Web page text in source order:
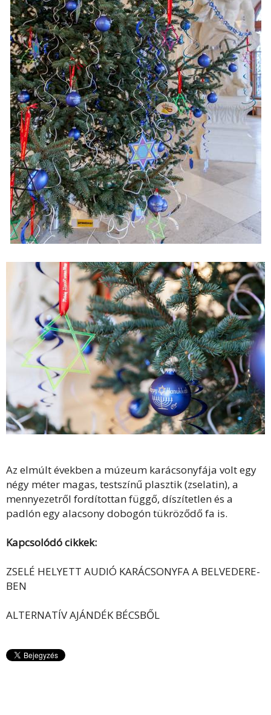
Az elmúlt években a múzeum karácsonyfája volt egy
négy méter magas, testszínű plasztik (zselatin), a
mennyezetről fordítottan függő, díszítetlen és a
padlón egy alacsony dobogón tükröződő fa is.
Kapcsolódó cikkek:
ZSELÉ HELYETT AUDIÓ KARÁCSONYFA A BELVEDERE-
BEN
ALTERNATÍV AJÁNDÉK BÉCSBŐL